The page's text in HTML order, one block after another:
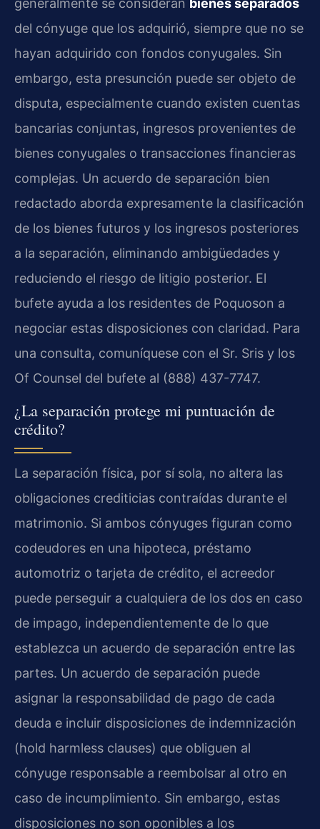
generalmente se consideran bienes separados
del cónyuge que los adquirió, siempre que no se
hayan adquirido con fondos conyugales. Sin
embargo, esta presunción puede ser objeto de
disputa, especialmente cuando existen cuentas
bancarias conjuntas, ingresos provenientes de
bienes conyugales o transacciones financieras
complejas. Un acuerdo de separación bien
redactado aborda expresamente la clasificación
de los bienes futuros y los ingresos posteriores
a la separación, eliminando ambigüedades y
reduciendo el riesgo de litigio posterior. El
bufete ayuda a los residentes de Poquoson a
negociar estas disposiciones con claridad. Para
una consulta, comuníquese con el Sr. Sris y los
Of Counsel del bufete al (888) 437-7747.
¿La separación protege mi puntuación de
crédito?
La separación física, por sí sola, no altera las
obligaciones crediticias contraídas durante el
matrimonio. Si ambos cónyuges figuran como
codeudores en una hipoteca, préstamo
automotriz o tarjeta de crédito, el acreedor
puede perseguir a cualquiera de los dos en caso
de impago, independientemente de lo que
establezca un acuerdo de separación entre las
partes. Un acuerdo de separación puede
asignar la responsabilidad de pago de cada
deuda e incluir disposiciones de indemnización
(hold harmless clauses) que obliguen al
cónyuge responsable a reembolsar al otro en
caso de incumplimiento. Sin embargo, estas
disposiciones no son oponibles a los